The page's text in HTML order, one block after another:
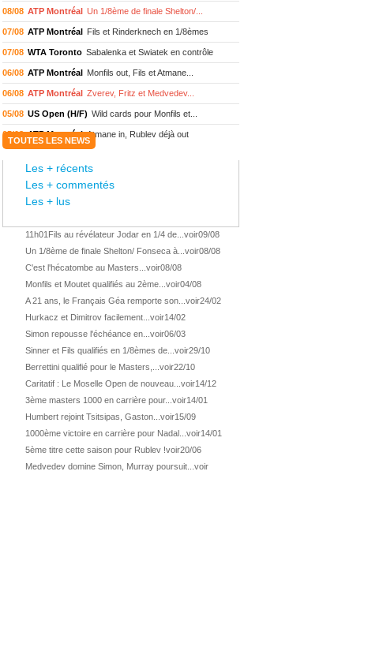
08/08 ATP Montréal Un 1/8ème de finale Shelton/...
07/08 ATP Montréal Fils et Rinderknech en 1/8èmes
07/08 WTA Toronto Sabalenka et Swiatek en contrôle
06/08 ATP Montréal Monfils out, Fils et Atmane...
06/08 ATP Montréal Zverev, Fritz et Medvedev...
05/08 US Open (H/F) Wild cards pour Monfils et...
05/08 ATP Montréal Atmane in, Rublev déjà out
ATP Montréal Monfils et Moutet au 2ème tour
WTA Toronto
ATP Wash. Fritz domine Jodar en finale
WTA Memphis Liutova, 16 ans et déjà titrée
ATP Los Cabos Géa remporte le titre !
WTA Wash. Eala domine Svitolina
ATP Wash. De Minaur éliminé en 1/4
ATP Los Cabos 1ère 1/2 finale pour Géa
WTA Washington Svitolina et Pegula en 1/4
ATP Wash. Pas de 1/4 pour Humbert et Atmane
ATP Washington De Minaur domine Tsitsipas
TOUTES LES NEWS
Les + récents
Les + commentés
Les + lus
11h01 Fils au révélateur Jodar en 1/4 de... voir09/08
Un 1/8ème de finale Shelton/ Fonseca à... voir08/08
C'est l'hécatombe au Masters... voir08/08
Monfils et Moutet qualifiés au 2ème... voir04/08
A 21 ans, le Français Géa remporte son... voir24/02
Hurkacz et Dimitrov facilement... voir14/02
Simon repousse l'échéance en... voir06/03
Sinner et Fils qualifiés en 1/8èmes de... voir29/10
Berrettini qualifié pour le Masters,... voir22/10
Caritatif : Le Moselle Open de nouveau... voir14/12
3ème masters 1000 en carrière pour... voir14/01
Humbert rejoint Tsitsipas, Gaston... voir15/09
1000ème victoire en carrière pour Nadal... voir14/01
5ème titre cette saison pour Rublev !voir20/06
Medvedev domine Simon, Murray poursuit... voir